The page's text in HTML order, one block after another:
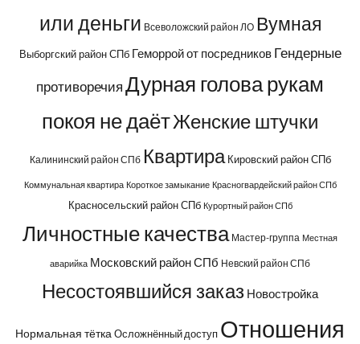
или деньги Всеволожский район ЛО Вумная
Выборгский район СПб Геморрой от посредников Гендерные
противоречияДурная голова рукам
покоя не даётЖенские штучки
Калининский район СПб Квартира Кировский район СПб
Коммунальная квартира Короткое замыкание Красногвардейский район СПб
Красносельский район СПб Курортный район СПб
Личностные качества Мастер-группа Местная
аварийка Московский район СПб Невский район СПб
Несостоявшийся заказ Новостройка
Нормальная тёткаОсложнённый доступ Отношения